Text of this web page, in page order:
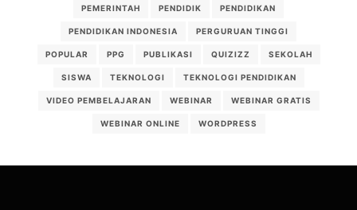
PEMERINTAH PENDIDIK PENDIDIKAN
PENDIDIKAN INDONESIA PERGURUAN TINGGI
POPULAR PPG PUBLIKASI QUIZIZZ SEKOLAH
SISWA TEKNOLOGI TEKNOLOGI PENDIDIKAN
VIDEO PEMBELAJARAN WEBINAR WEBINAR GRATIS
WEBINAR ONLINE WORDPRESS